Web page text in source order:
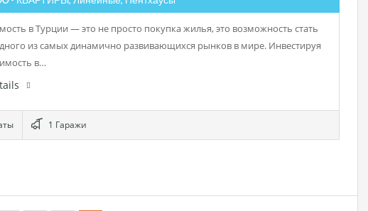
в Турции — это не просто покупка жилья, это возможность стать
из самых динамично развивающихся рынков в мире. Инвестируя
в…
1 Гаражи